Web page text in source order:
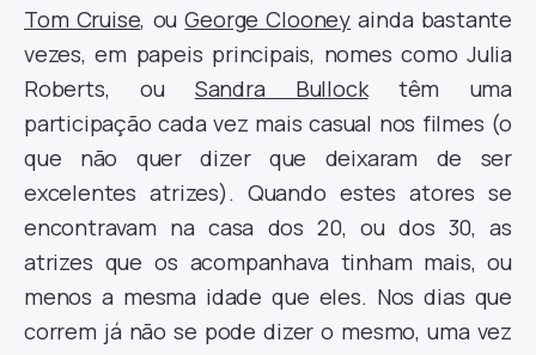
Tom Cruise, ouGeorge Clooney ainda bastante
vezes, em papeis principais, nomes como Julia
Roberts, ou Sandra Bullocktêm uma
participação cada vez mais casual nos filmes (o
que não quer dizer que deixaram de ser
excelentes atrizes). Quando estes atores se
encontravam na casa dos 20, ou dos 30, as
atrizes que os acompanhava tinham mais, ou
menos a mesma idade que eles. Nos dias que
correm já não se pode dizer o mesmo, uma vez